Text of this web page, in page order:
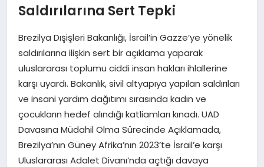
YAŞAM
EKONOMI
SAĞLIK
DÜNYA
EĞITIM
Saldırılarına Sert Tepki
Brezilya Dışişleri Bakanlığı, İsrail’in Gazze’ye yönelik
saldırılarına ilişkin sert bir açıklama yaparak
uluslararası toplumu ciddi insan hakları ihlallerine
karşı uyardı. Bakanlık, sivil altyapıya yapılan saldırıları
ve insani yardım dağıtımı sırasında kadın ve
çocukların hedef alındığı katliamları kınadı. UAD
Davasına Müdahil Olma Sürecinde Açıklamada,
Brezilya’nın Güney Afrika’nın 2023’te İsrail’e karşı
Uluslararası Adalet Divanı’nda açtığı davaya